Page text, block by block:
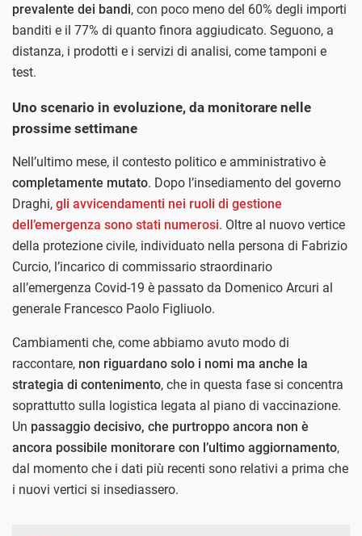
prevalente dei bandi, con poco meno del 60% degli importi
banditi e il 77% di quanto finora aggiudicato. Seguono, a
distanza, i prodotti e i servizi di analisi, come tamponi e
test.
Uno scenario in evoluzione, da monitorare nelle
prossime settimane
Nell’ultimo mese, il contesto politico e amministrativo è
completamente mutato. Dopo l’insediamento del governo
Draghi, gli avvicendamenti nei ruoli di gestione
dell’emergenza sono stati numerosi. Oltre al nuovo vertice
della protezione civile, individuato nella persona di Fabrizio
Curcio, l’incarico di commissario straordinario
all’emergenza Covid-19 è passato da Domenico Arcuri al
generale Francesco Paolo Figliuolo.
Cambiamenti che, come abbiamo avuto modo di
raccontare, non riguardano solo i nomi ma anche la
strategia di contenimento, che in questa fase si concentra
soprattutto sulla logistica legata al piano di vaccinazione.
Un passaggio decisivo, che purtroppo ancora non è
ancora possibile monitorare con l’ultimo aggiornamento,
dal momento che i dati più recenti sono relativi a prima che
i nuovi vertici si insediassero.